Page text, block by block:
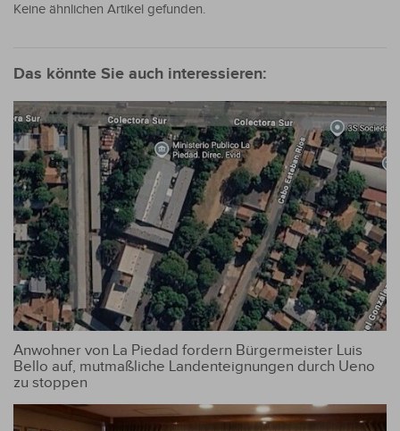
Keine ähnlichen Artikel gefunden.
Das könnte Sie auch interessieren:
Anwohner von La Piedad fordern Bürgermeister Luis
Bello auf, mutmaßliche Landenteignungen durch Ueno
zu stoppen